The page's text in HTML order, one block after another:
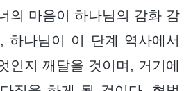
의 마음이 하나님의 감화 감
하나님이 이 단계 역사에서
인지 깨달을 것이며, 거기에